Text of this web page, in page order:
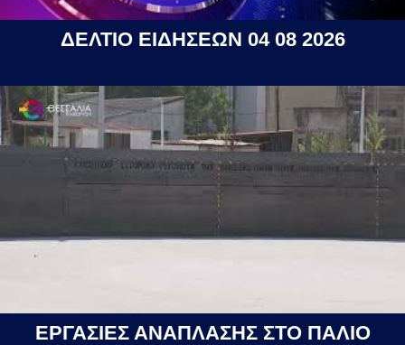
ΔΕΛΤΙΟ ΕΙΔΗΣΕΩΝ 04 08 2026
ΕΡΓΑΣΙΕΣ ΑΝΑΠΛΑΣΗΣ ΣΤΟ ΠΑΛΙΟ